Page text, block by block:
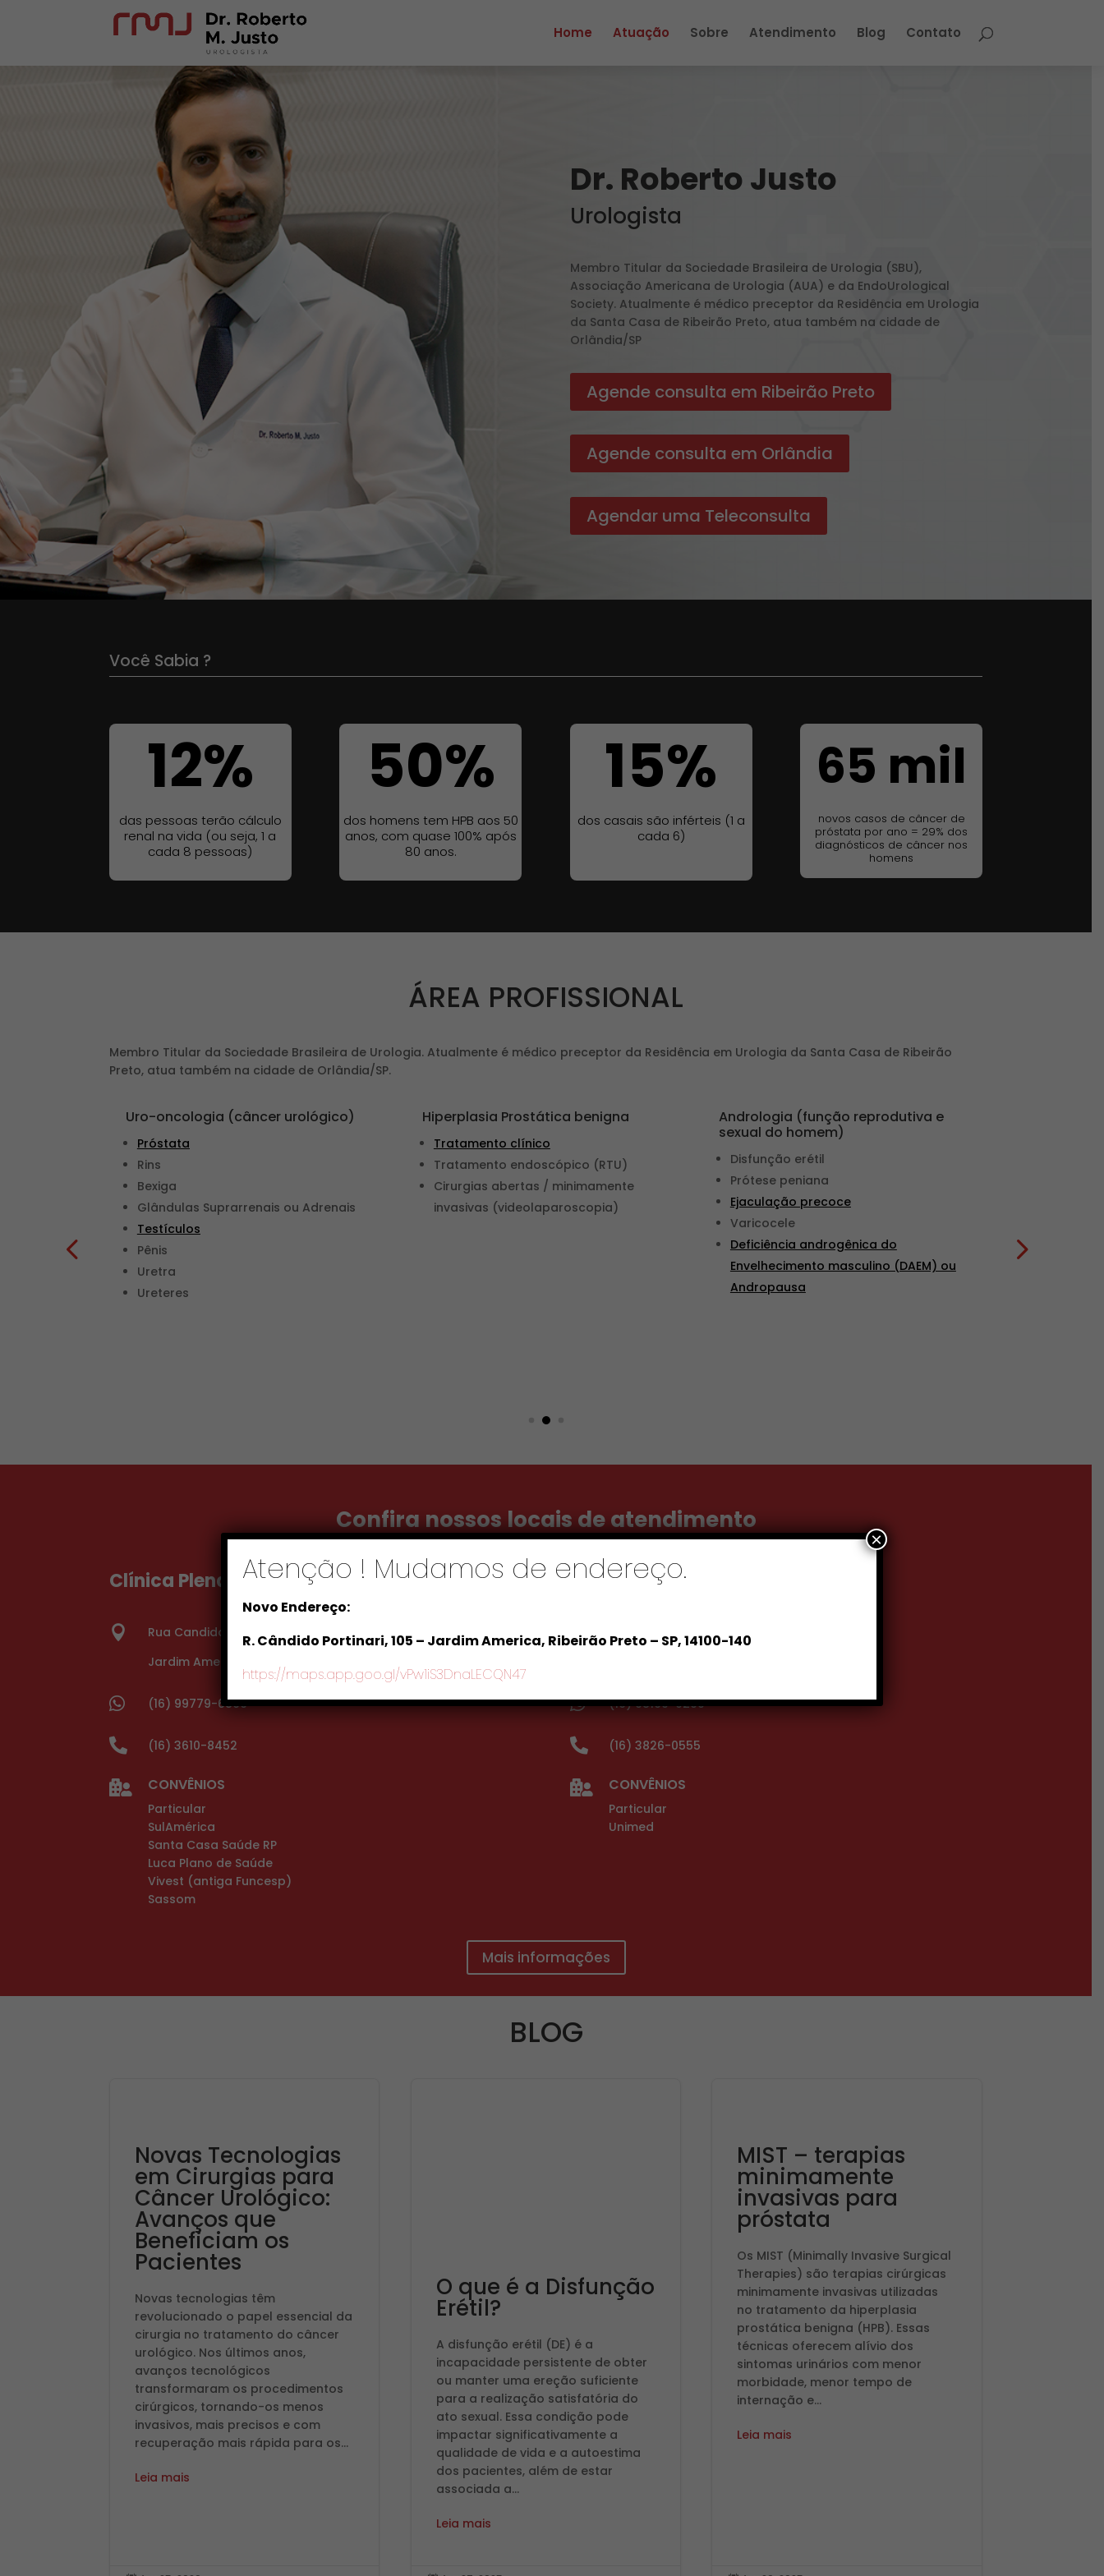
Home Atuação Sobre Atendimento Blog Contato
Dr. Roberto Justo
Urologista
Membro Titular da Sociedade Brasileira de Urologia (SBU),
Associação Americana de Urologia (AUA) e da EndoUrological
Society. Atualmente é médico preceptor da Residência em Urologia
da Santa Casa de Ribeirão Preto, atua também na cidade de
Orlândia/SP
Agende consulta em Ribeirão Preto
Agende consulta em Orlândia
Agendar uma Teleconsulta
Você Sabia ?
12%
das pessoas terão cálculo
renal na vida (ou seja, 1 a
cada 8 pessoas)
50%
dos homens tem HPB aos 50
anos, com quase 100% após
80 anos.
15%
dos casais são inférteis (1 a
cada 6)
65 mil
novos casos de câncer de
próstata por ano = 29% dos
diagnósticos de câncer nos
homens
ÁREA PROFISSIONAL
Membro Titular da Sociedade Brasileira de Urologia. Atualmente é médico preceptor da Residência em Urologia da Santa Casa de Ribeirão
Preto, atua também na cidade de Orlândia/SP.
Uro-oncologia (câncer urológico)
Próstata
Rins
Bexiga
Glândulas Suprarrenais ou Adrenais
Testículos
Pênis
Uretra
Ureteres
Hiperplasia Prostática benigna
Tratamento clínico
Tratamento endoscópico (RTU)
Cirurgias abertas / minimamente
invasivas (videolaparoscopia)
Andrologia (função reprodutiva e
sexual do homem)
Disfunção erétil
Prótese peniana
Ejaculação precoce
Varicocele
Deficiência androgênica do
Envelhecimento masculino (DAEM) ou
Andropausa
Confira nossos locais de atendimento
Clínica Plena

Rua Candido Portinari, 105
Jardim America, Ribeirão Preto – SP, 14100-140
 (16) 99779-6866
 (16) 3610-8452
 CONVÊNIOS
Particular
SulAmérica
Santa Casa Saúde RP
Luca Plano de Saúde
Vivest (antiga Funcesp)
Sassom
Policlínica Orlândia

Av. Onze, 267
 (16) 98169-0299
 (16) 3826-0555
 CONVÊNIOS
Particular
Unimed
Mais informações
BLOG
Novas Tecnologias
em Cirurgias para
Câncer Urológico:
Avanços que
Beneficiam os
Pacientes
Novas tecnologias têm
revolucionado o papel essencial da
cirurgia no tratamento do câncer
urológico. Nos últimos anos,
avanços tecnológicos
transformaram os procedimentos
cirúrgicos, tornando-os menos
invasivos, mais precisos e com
recuperação mais rápida para os...
Leia mais
O que é a Disfunção
Erétil?
A disfunção erétil (DE) é a
incapacidade persistente de obter
ou manter uma ereção suficiente
para a realização satisfatória do
ato sexual. Essa condição pode
impactar significativamente a
qualidade de vida e a autoestima
dos pacientes, além de estar
associada a...
Leia mais
MIST – terapias
minimamente
invasivas para
próstata
Os MIST (Minimally Invasive Surgical
Therapies) são terapias cirúrgicas
minimamente invasivas utilizadas
no tratamento da hiperplasia
prostática benigna (HPB). Essas
técnicas oferecem alívio dos
sintomas urinários com menor
morbidade, menor tempo de
internação e...
Leia mais
Atenção ! Mudamos de endereço.
Novo Endereço:
R. Cândido Portinari, 105 – Jardim America, Ribeirão Preto – SP, 14100-140
https://maps.app.goo.gl/vPw1iS3DnaLECQN47
×